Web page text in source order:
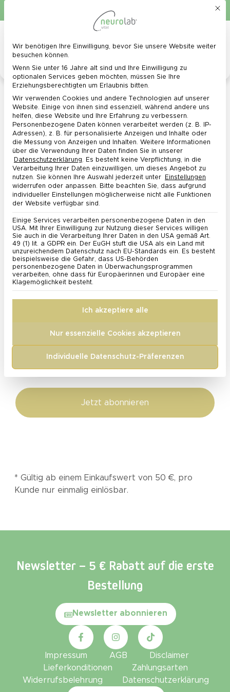
Schnelle Lieferung in 1 - 3 Werktagen
Newsletter abonnieren &
5 € Gutschein* sichern!
Rabattaktionen und Events
Produktneuheiten & Informationen
Ja, ich möchte regelmäßig über
Produktneuheiten, Angebote, Aktionen und
Events von Neurolab Vital per E-Mail informiert
werden. Meine Einwillung kann jederzeit kostenfrei
per Link im Newsletter widerrufen werden.
* Gültig ab einem Einkaufswert von 50 €, pro
Kunde nur einmalig einlösbar.
Newsletter – 5 € Rabatt auf die erste
Bestellung​
Newsletter abonnieren
Impressum AGB
Disclaimer
Lieferkonditionen
Zahlungsarten
Widerrufsbelehrung
Datenschutzerklärung
Mit
Datenschutz-Präferenz
Wir benötigen Ihre Einwilligung, bevor Sie unsere Website weiter
besuchen können.
Wenn Sie unter 16 Jahre alt sind und Ihre Einwilligung zu
optionalen Services geben möchten, müssen Sie Ihre
Erziehungsberechtigten um Erlaubnis bitten.
Wir verwenden Cookies und andere Technologien auf unserer
Website. Einige von ihnen sind essenziell, während andere uns
helfen, diese Website und Ihre Erfahrung zu verbessern.
Personenbezogene Daten können verarbeitet werden (z. B. IP-
Adressen), z. B. für personalisierte Anzeigen und Inhalte oder
die Messung von Anzeigen und Inhalten. Weitere Informationen
über die Verwendung Ihrer Daten finden Sie in unserer
Datenschutzerklärung. Es besteht keine Verpflichtung, in die
Verarbeitung Ihrer Daten einzuwilligen, um dieses Angebot zu
nutzen. Sie können Ihre Auswahl jederzeit unter
Einstellungen
widerrufen oder anpassen. Bitte beachten Sie, dass aufgrund
individueller Einstellungen möglicherweise nicht alle Funktionen
der Website verfügbar sind.
Einige Services verarbeiten personenbezogene Daten in den
USA. Mit Ihrer Einwilligung zur Nutzung dieser Services willigen
Sie auch in die Verarbeitung Ihrer Daten in den USA gemäß Art.
49 (1) lit. a GDPR ein. Der EuGH stuft die USA als ein Land mit
unzureichendem Datenschutz nach EU-Standards ein. Es besteht
beispielsweise die Gefahr, dass US-Behörden
personenbezogene Daten in Überwachungsprogrammen
verarbeiten, ohne dass für Europäerinnen und Europäer eine
Klagemöglichkeit besteht.
Ich akzeptiere alle
Nur essenzielle Cookies akzeptieren
Individuelle Datenschutz-Präferenzen